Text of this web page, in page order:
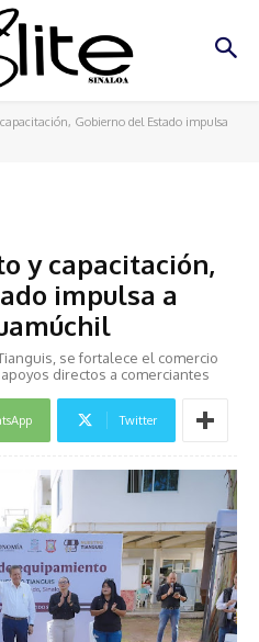
Gobierno del Estado impulsa
y capacitación,
impulsa a
se fortalece el comercio
directos a comerciantes
Twitter